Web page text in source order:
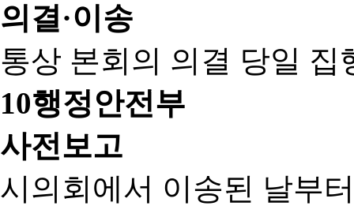
의결·이송
통상 본회의 의결 당일 집
10행정안전부
사전보고
시의회에서 이송된 날부